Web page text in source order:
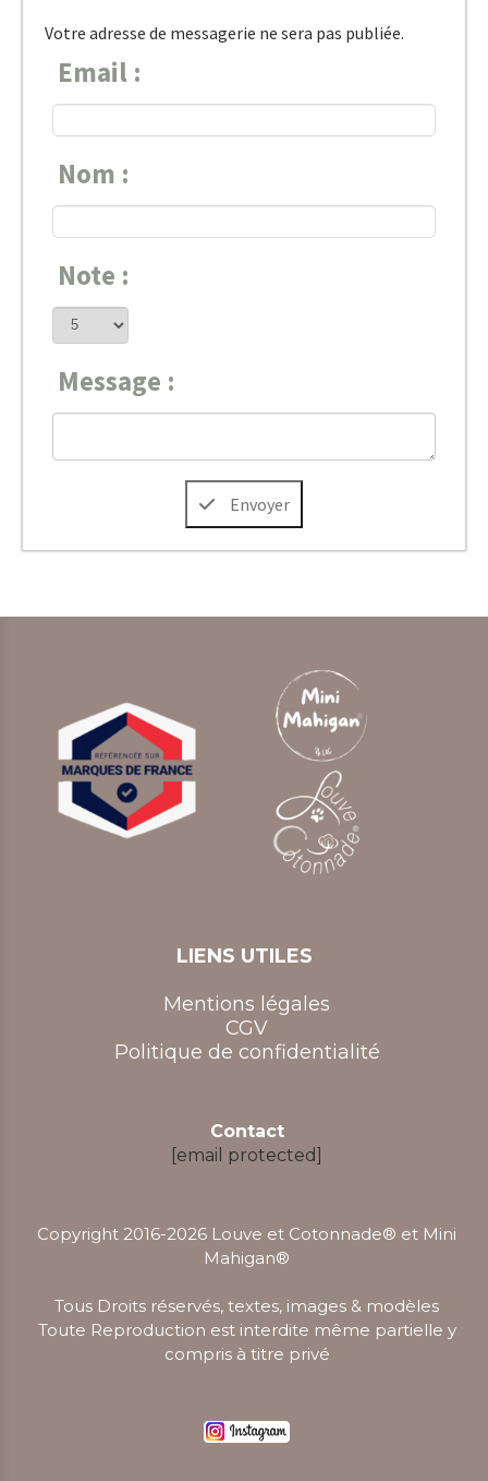
Votre adresse de messagerie ne sera pas publiée.
Email :
Nom :
Note :
Message :
Envoyer
LIENS UTILES
Mentions légales
CGV
Politique de confidentialité
Contact
[email protected]
Copyright 2016-2026 Louve et Cotonnade® et Mini
Mahigan®
Tous Droits réservés, textes, images & modèles
Toute Reproduction est interdite même partielle y
compris à titre privé